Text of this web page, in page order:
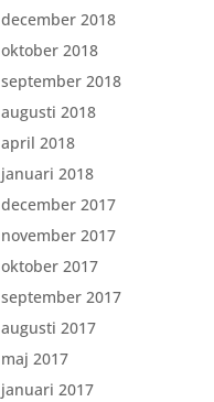
december 2018
oktober 2018
september 2018
augusti 2018
april 2018
januari 2018
december 2017
november 2017
oktober 2017
september 2017
augusti 2017
maj 2017
januari 2017